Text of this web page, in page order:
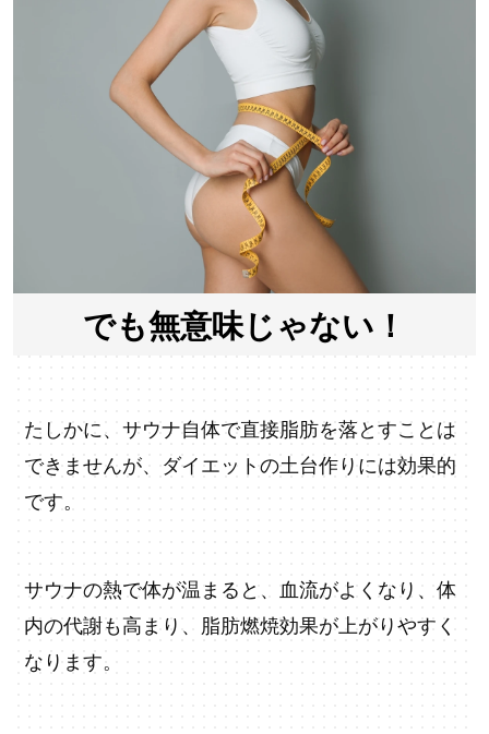
でも無意味じゃない！
たしかに、サウナ自体で直接脂肪を落とすことは
できませんが、ダイエットの土台作りには効果的
です。
サウナの熱で体が温まると、血流がよくなり、体
内の代謝も高まり、脂肪燃焼効果が上がりやすく
なります。